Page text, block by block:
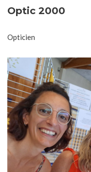
Optic 2000
Opticien